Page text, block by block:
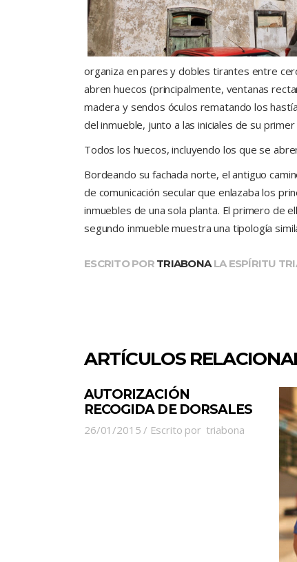
organiza en pares y dobles tirantes entre
abren huecos (principalmente, ventanas
madera y sendos óculos rematando los
del inmueble, junto a las iniciales de su
Todos los huecos, incluyendo los que se
Bordeando su fachada norte, el antiguo
de comunicación secular que enlazaba los
inmuebles de una sola planta. El primero de
segundo inmueble muestra una tipología
ESCRITO POR TRIABONA LA ESPÍRITU
ARTÍCULOS
AUTORIZACIÓN
RECOGIDA DE DORSALES
26/01/2015 Escrito por triabona